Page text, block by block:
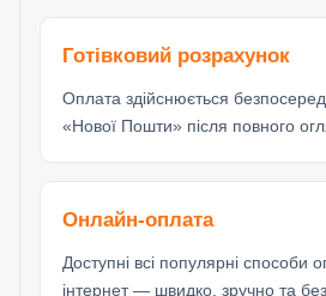
Готівковий розрахунок
Оплата здійснюється
«Нової Пошти» після повного
Онлайн-оплата
Доступні всі популярні способи
інтернет — швидко, зручно та